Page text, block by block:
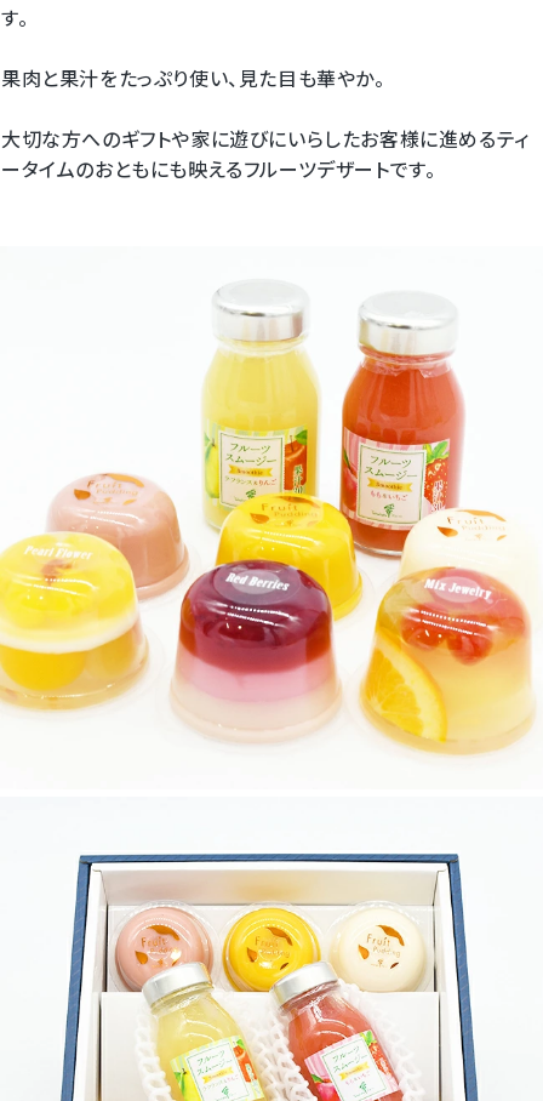
す。
果肉と果汁をたっぷり使い、見た目も華やか。
大切な方へのギフトや家に遊びにいらしたお客様に進めるティ
ータイムのおともにも映えるフルーツデザートです。